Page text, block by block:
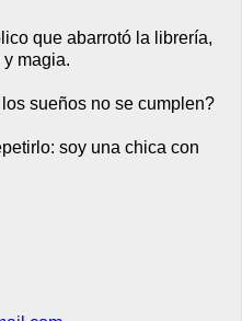
que abarrotó la librería,
magia.
sueños no se cumplen?
soy una chica con